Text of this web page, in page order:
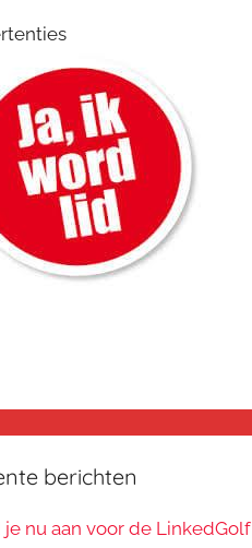
berichten
je nu aan voor de LinkedGolf